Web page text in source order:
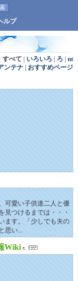
ルプ
すべて | いろいろ | ろ | nt
ンテナ | おすすめページ
可愛い子供達二人と優
見つけるまでは・・・
ます。「少しでも夫の
い...
Wiki